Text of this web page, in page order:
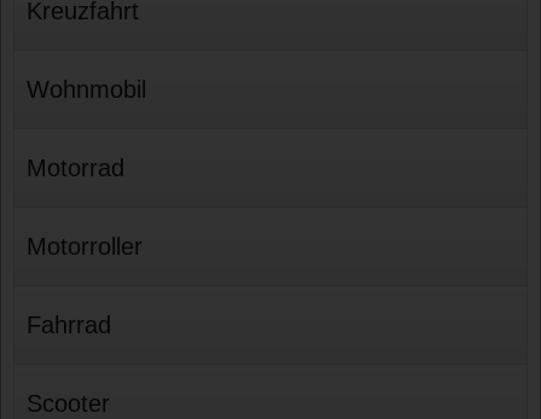
Kreuzfahrt
Wohnmobil
Motorrad
Motorroller
Fahrrad
Scooter